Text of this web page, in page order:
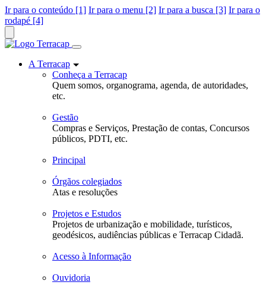
Ir para o conteúdo [1] Ir para o menu [2] Ir para a busca [3] Ir para o
rodapé [4]
A Terracap
Conheça a Terracap
Quem somos, organograma, agenda, de autoridades,
etc.
Gestão
Compras e Serviços, Prestação de contas, Concursos
públicos, PDTI, etc.
Principal
Órgãos colegiados
Atas e resoluções
Projetos e Estudos
Projetos de urbanização e mobilidade, turísticos,
geodésicos, audiências públicas e Terracap Cidadã.
Acesso à Informação
Ouvidoria